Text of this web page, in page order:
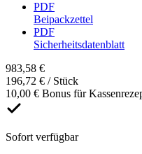
PDF
Beipackzettel
PDF
Sicherheitsdatenblatt
983,58 €
196,72 € / Stück
10,00 € Bonus für
Sofort verfügbar